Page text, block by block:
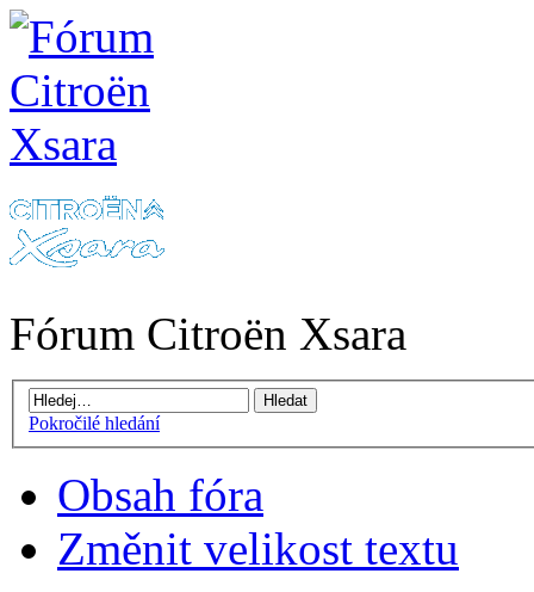
Fórum Citroën Xsara
Pokročilé hledání
Obsah fóra
Změnit velikost textu